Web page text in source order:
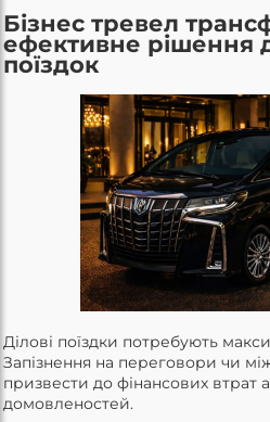
Бізнес тревел
ефективне рішення
поїздок
Ділові поїздки потребують
Запізнення на переговори чи
призвести до фінансових втрат
домовленостей.